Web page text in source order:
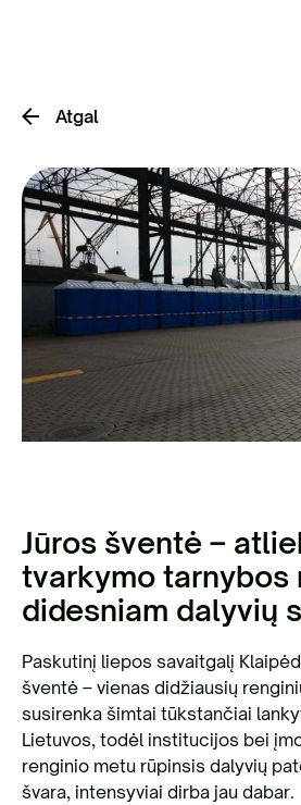
Atgal
Jūros šventė –
tvarkymo tarnybos
didesniam dalyvių
Paskutinį liepos savaitgalį
šventė – vienas didžiausių
susirenka šimtai tūkstančiai
Lietuvos, todėl institucijos bei
renginio metu rūpinsis dalyvių
švara, intensyviai dirba jau dabar.